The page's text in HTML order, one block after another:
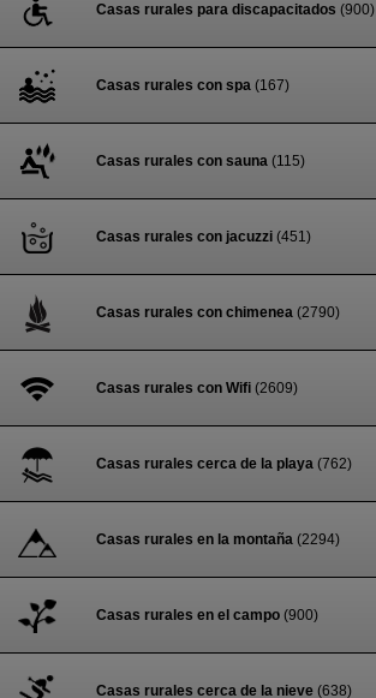
Casas rurales para discapacitados (900)
Casas rurales con spa (167)
Casas rurales con sauna (115)
Casas rurales con jacuzzi (451)
Casas rurales con chimenea (2790)
Casas rurales con Wifi (2609)
Casas rurales cerca de la playa (762)
Casas rurales en la montaña (2294)
Casas rurales en el campo (900)
Casas rurales cerca de la nieve (638)